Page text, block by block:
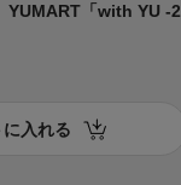
YUMART「with YU -2
に入れる